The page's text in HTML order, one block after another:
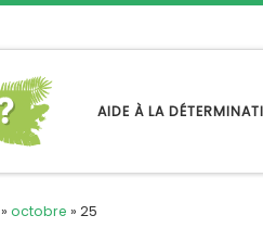
AIDE À LA
» octobre » 25